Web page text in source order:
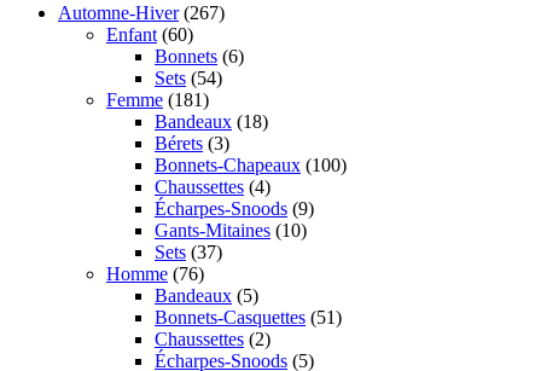
Automne-Hiver (267)
Enfant (60)
Bonnets (6)
Sets (54)
Femme (181)
Bandeaux (18)
Bérets (3)
Bonnets-Chapeaux (100)
Chaussettes (4)
Écharpes-Snoods (9)
Gants-Mitaines (10)
Sets (37)
Homme (76)
Bandeaux (5)
Bonnets-Casquettes (51)
Chaussettes (2)
Écharpes-Snoods (5)